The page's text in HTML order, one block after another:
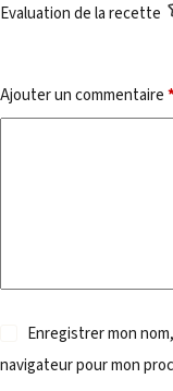
Evaluation de la recette
Ajouter un commentaire
Enregistrer mon
navigateur pour mon